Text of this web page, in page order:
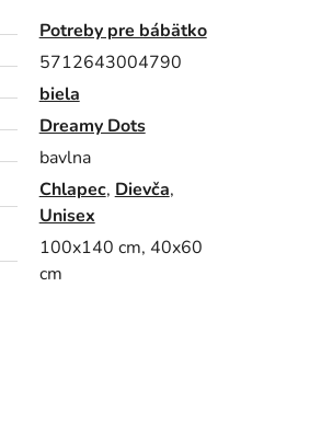
Potreby pre bábätko
5712643004790
biela
Dreamy Dots
bavlna
Chlapec,Dievča,
Unisex
100x140 cm, 40x60
cm